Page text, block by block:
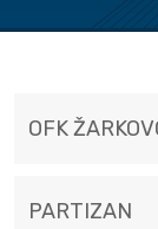
OFK
PARTIZAN